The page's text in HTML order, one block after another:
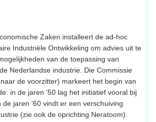
Zaken installeert de ad-hoc
Industriële Ontwikkeling om advies uit te
van de toepassing van
Nederlandse industrie. Die Commissie
de voorzitter) markeert het begin van
in de jaren ‘50 lag het initiatief vooral bij
jaren ‘60 vindt er een verschuiving
(zie ook de oprichting Neratoom).